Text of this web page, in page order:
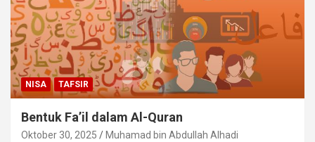
NISA TAFSIR
Bentuk Fa’il dalam Al-Quran
Oktober 30, 2025 Muhamad bin Abdullah Alhadi